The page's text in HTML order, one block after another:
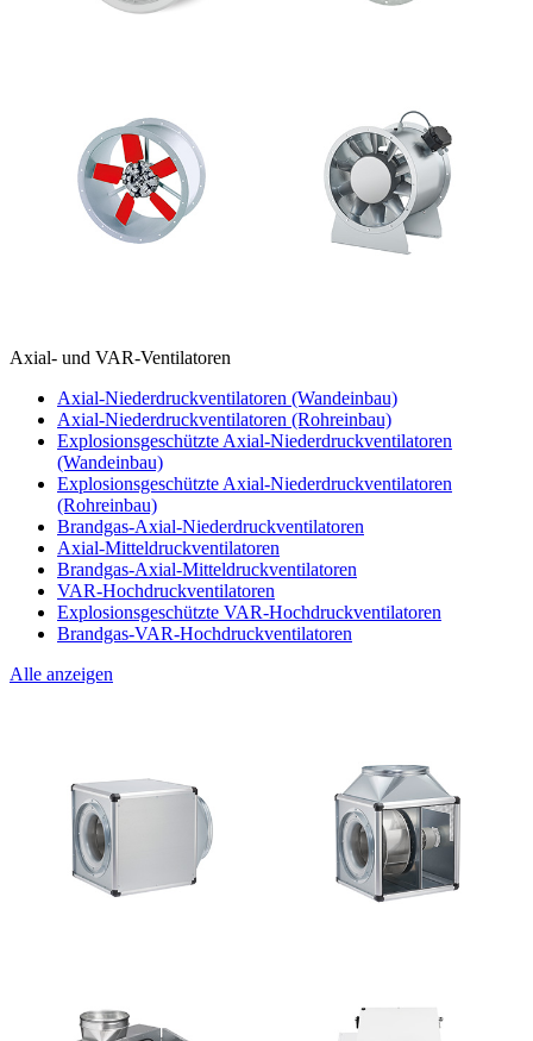
Axial- und VAR-Ventilatoren
Axial-Niederdruckventilatoren (Wandeinbau)
Axial-Niederdruckventilatoren (Rohreinbau)
Explosionsgeschützte Axial-Niederdruckventilatoren
(Wandeinbau)
Explosionsgeschützte Axial-Niederdruckventilatoren
(Rohreinbau)
Brandgas-Axial-Niederdruckventilatoren
Axial-Mitteldruckventilatoren
Brandgas-Axial-Mitteldruckventilatoren
VAR-Hochdruckventilatoren
Explosionsgeschützte VAR-Hochdruckventilatoren
Brandgas-VAR-Hochdruckventilatoren
Alle anzeigen